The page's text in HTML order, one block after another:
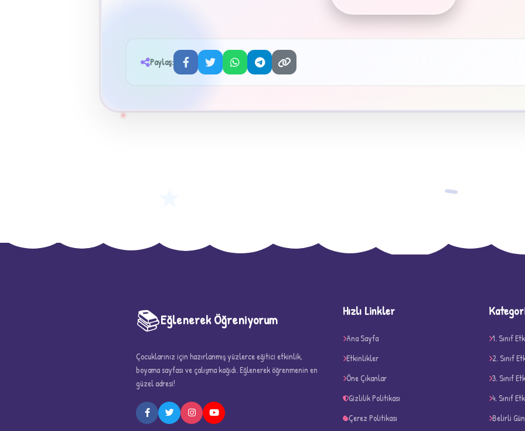
★
Paylaş:
5
−
📚Eğlenerek Öğreniyorum
Çocuklarınız için hazırlanmış yüzlerce eğitici etkinlik,
boyama sayfası ve çalışma kağıdı. Eğlenerek öğrenmenin en
güzel adresi!
Hızlı Linkler
Ana Sayfa
Etkinlikler
Öne Çıkanlar
Gizlilik Politikası
Çerez Politikası
1. Sınıf
2. Sınıf
3. Sınıf
4. Sınıf
Belirli